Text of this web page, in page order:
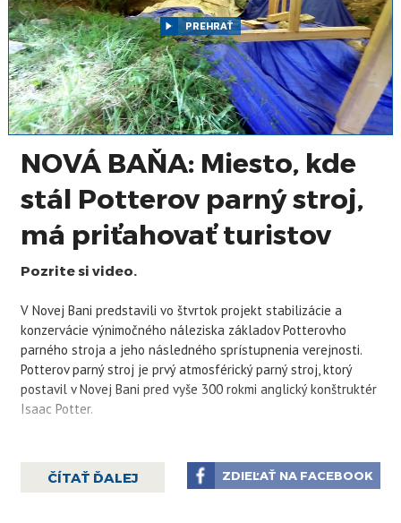
PREHRAŤ
NOVÁ BAŇA: Miesto, kde
stál Potterov parný stroj,
má priťahovať turistov
Pozrite si video.
V Novej Bani predstavili vo štvrtok projekt stabilizácie a
konzervácie výnimočného náleziska základov Potterovho
parného stroja a jeho následného sprístupnenia verejnosti.
Potterov parný stroj je prvý atmosférický parný stroj, ktorý
postavil v Novej Bani pred vyše 300 rokmi anglický konštruktér
Isaac Potter.
ČÍTAŤ ĎALEJ ZDIEĽAŤ NA FACEBOOK